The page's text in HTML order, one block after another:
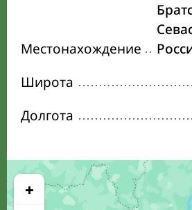
Местонахождение
Широта
Долгота
+